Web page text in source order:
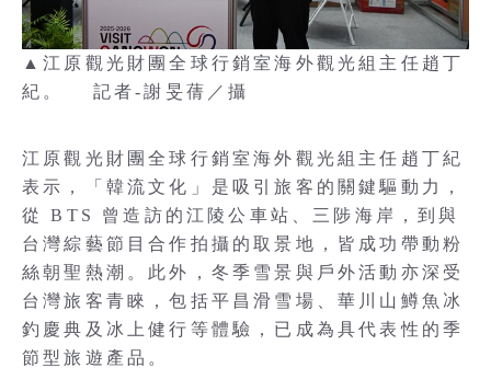
▲江原觀光財團全球行銷室海外觀光組主任趙丁
紀。 記者-謝旻蒨／攝
江原觀光財團全球行銷室海外觀光組主任趙丁紀
表示，「韓流文化」是吸引旅客的關鍵驅動力，
從 BTS 曾造訪的江陵公車站、三陟海岸，到與
台灣綜藝節目合作拍攝的取景地，皆成功帶動粉
絲朝聖熱潮。此外，冬季雪景與戶外活動亦深受
台灣旅客青睞，包括平昌滑雪場、華川山鱒魚冰
釣慶典及冰上健行等體驗，已成為具代表性的季
節型旅遊產品。